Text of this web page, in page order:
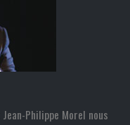
Philippe Morel nous